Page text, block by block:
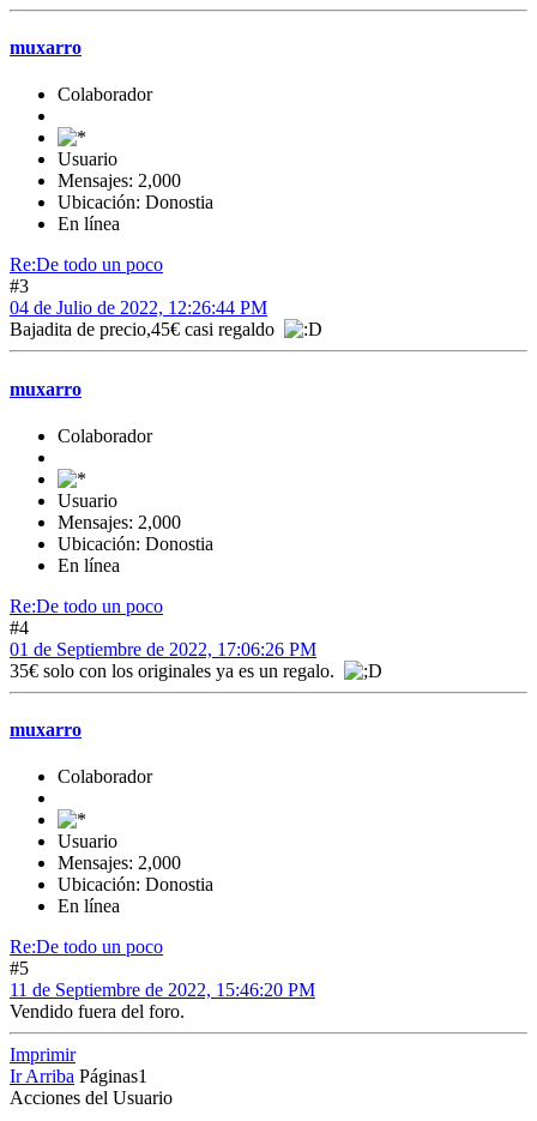
muxarro
Colaborador
Usuario
Mensajes: 2,000
Ubicación: Donostia
En línea
Re:De todo un poco
#3
04 de Julio de 2022, 12:26:44 PM
Bajadita de precio,45€ casi regaldo
muxarro
Colaborador
Usuario
Mensajes: 2,000
Ubicación: Donostia
En línea
Re:De todo un poco
#4
01 de Septiembre de 2022, 17:06:26 PM
35€ solo con los originales ya es un regalo.
muxarro
Colaborador
Usuario
Mensajes: 2,000
Ubicación: Donostia
En línea
Re:De todo un poco
#5
11 de Septiembre de 2022, 15:46:20 PM
Vendido fuera del foro.
Imprimir
Ir Arriba Páginas1
Acciones del Usuario